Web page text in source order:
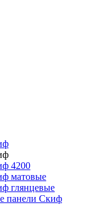
4200
матовые
глянцевые
панели Скиф